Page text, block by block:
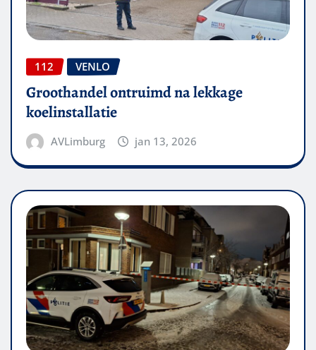
112 VENLO
Groothandel ontruimd na lekkage
koelinstallatie
AVLimburg jan 13, 2026